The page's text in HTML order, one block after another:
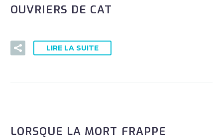
OUVRIERS DE CAT
LIRE LA SUITE
LORSQUE LA MORT FRAPPE